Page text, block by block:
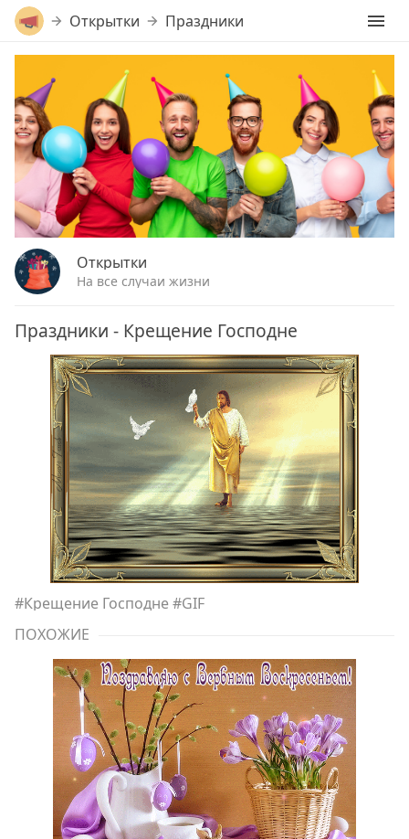
Открытки Праздники
Открытки
На все случаи жизни
Праздники - Крещение Господне
#Крещение Господне#GIF
ПОХОЖИЕ